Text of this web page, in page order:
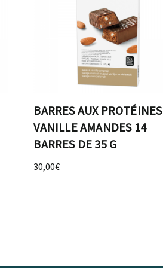
BARRES AUX PROTÉINES
VANILLE AMANDES 14
BARRES DE 35 G
30,00€